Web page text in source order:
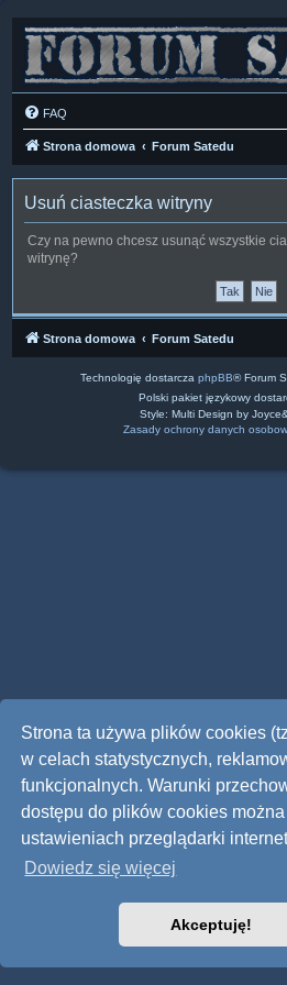
Strona ta używa plików cookies
w celach statystycznych,
funkcjonalnych. Warunki
dostępu do plików cookies
ustawieniach przeglądarki
Dowiedz się więcej
Akceptuję!
FAQ
Strona domowa Forum Satedu
Usuń ciasteczka witryny
Czy na pewno chcesz usunąć wszystkie
witrynę?
Strona domowa Forum Satedu
Technologię dostarcza phpBB® Forum
Polski pakiet językowy
Style: Multi Design by
Zasady ochrony danych